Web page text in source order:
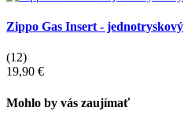
Zippo Gas Insert - jednotryskový
(12)
19,90 €
Mohlo by vás zaujímať